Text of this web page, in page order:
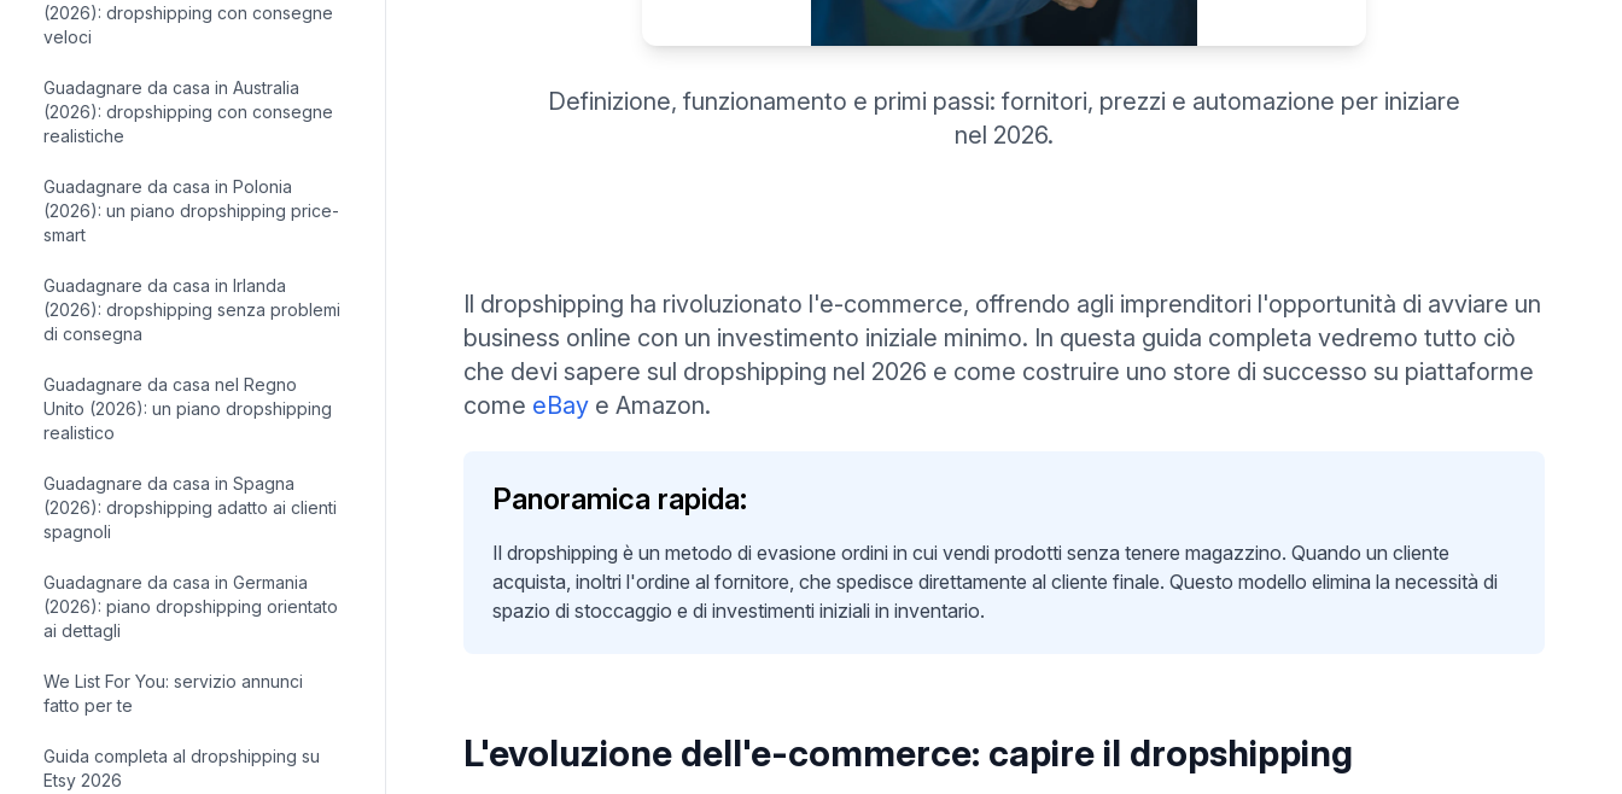
(2026): dropshipping con consegne
veloci
Guadagnare da casa in Australia
(2026): dropshipping con consegne
realistiche
Guadagnare da casa in Polonia
(2026): un piano dropshipping price-
smart
Guadagnare da casa in Irlanda
(2026): dropshipping senza problemi
di consegna
Guadagnare da casa nel Regno
Unito (2026): un piano dropshipping
realistico
Guadagnare da casa in Spagna
(2026): dropshipping adatto ai clienti
spagnoli
Guadagnare da casa in Germania
(2026): piano dropshipping orientato
ai dettagli
We List For You: servizio annunci
fatto per te
Guida completa al dropshipping su
Etsy 2026
Definizione, funzionamento e primi passi: fornitori, prezzi e automazione per iniziare
nel 2026.
Il dropshipping ha rivoluzionato l'e-commerce, offrendo agli imprenditori l'opportunità di avviare un
business online con un investimento iniziale minimo. In questa guida completa vedremo tutto ciò
che devi sapere sul dropshipping nel 2026 e come costruire uno store di successo su piattaforme
come eBay e Amazon.
Panoramica rapida:
Il dropshipping è un metodo di evasione ordini in cui vendi prodotti senza tenere magazzino. Quando un cliente
acquista, inoltri l'ordine al fornitore, che spedisce direttamente al cliente finale. Questo modello elimina la necessità di
spazio di stoccaggio e di investimenti iniziali in inventario.
L'evoluzione dell'e-commerce: capire il dropshipping